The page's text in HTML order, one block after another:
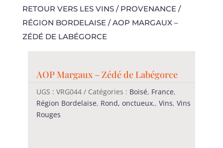
RETOUR VERS LES VINS/ PROVENANCE /
RÉGION BORDELAISE / AOP MARGAUX –
ZÉDÉ DE LABÉGORCE
AOP Margaux – Zédé de Labégorce
UGS : VRG044 Catégories : Boisé, France,
Région Bordelaise, Rond, onctueux., Vins, Vins
Rouges